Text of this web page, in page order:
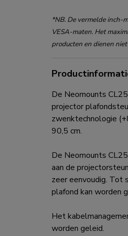
*NB. De vermelde inch-
VESA-maten. Het
producten en dienen niet
De Neomounts
projector
zwenktechnologie
90,5 cm.
De Neomounts
aan de
zeer eenvoudig. Tot
plafond kan worden
Het
worden geleid.